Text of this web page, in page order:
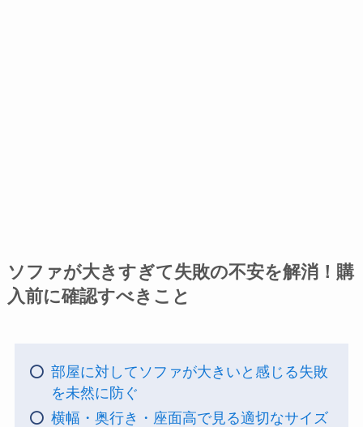
ソファが大きすぎて失敗の不安を解消！購
入前に確認すべきこと
部屋に対してソファが大きいと感じる失敗
を未然に防ぐ
横幅・奥行き・座面高で見る適切なサイズ